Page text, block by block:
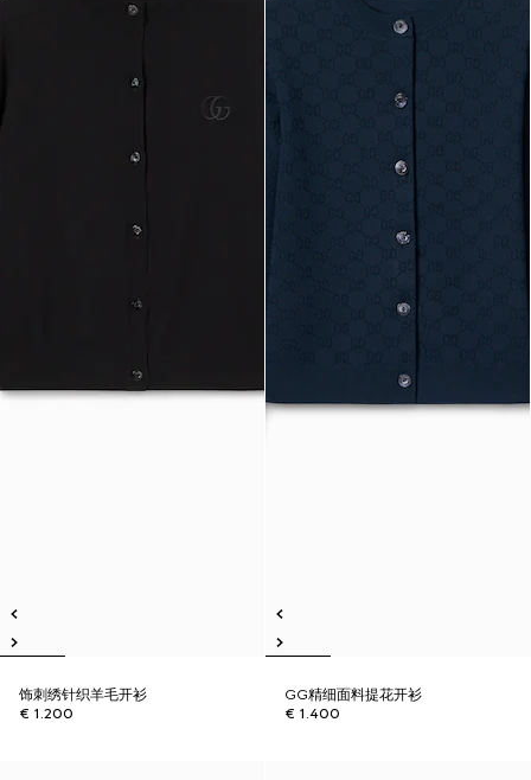
饰刺绣针织羊毛开衫
€ 1.200
GG精细面料提花开衫
€ 1.400